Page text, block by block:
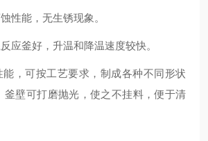
性能，无生锈现象。
应釜好，升温和降温速度较快。
能，可按工艺要求，制成各种不同形状
釜壁可打磨抛光，使之不挂料，便于清